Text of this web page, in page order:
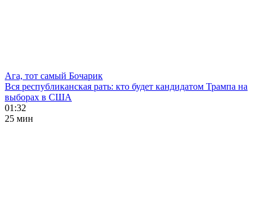
Ага, тот самый Бочарик
Вся республиканская рать: кто будет кандидатом Трампа на
выборах в США
01:32
25 мин